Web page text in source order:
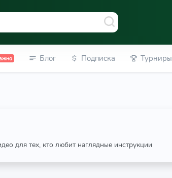
Блог Подписка Турниры
для тех, кто любит наглядные инструкции